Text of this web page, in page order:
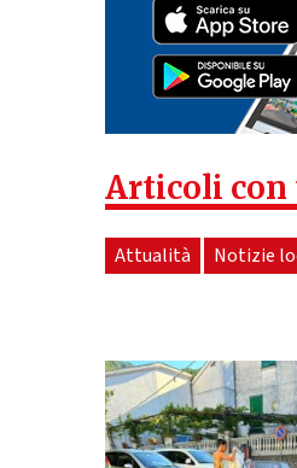
Articoli con
Attualità Notizie